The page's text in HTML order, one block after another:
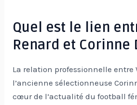
Quel est le lien
Renard et Corinne
La relation professionnelle entre
l’ancienne sélectionneuse
cœur de l’actualité du football